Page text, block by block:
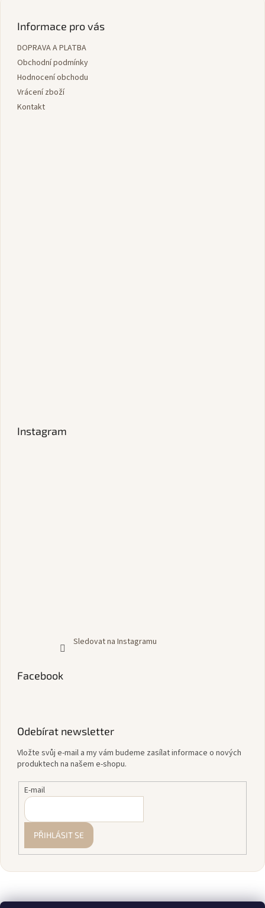
Informace pro vás
DOPRAVA A PLATBA
Obchodní podmínky
Hodnocení obchodu
Vrácení zboží
Kontakt
Instagram
Sledovat na Instagramu
Facebook
Odebírat newsletter
Vložte svůj e-mail a my vám budeme zasílat informace o nových
produktech na našem e-shopu.
E-mail
PŘIHLÁSIT SE